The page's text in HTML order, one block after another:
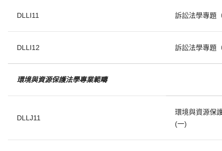
DLLI11 訴訟法學專題
DLLI12 訴訟法學專題
環境與資源保護法學專業範疇
DLLJ11
環境與資源保
(一)